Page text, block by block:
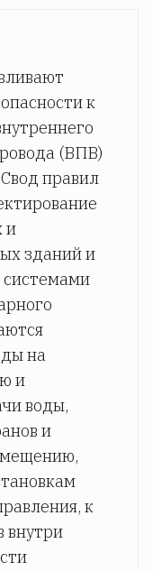
к
(ВПВ)
правил
и
зданий и
на
и
воды,
и
к
внутри